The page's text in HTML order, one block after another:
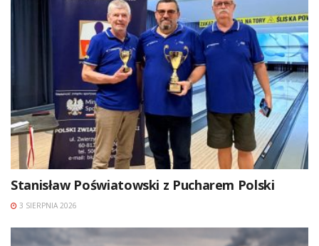
Stanisław Poświatowski z Pucharem Polski
3 SIERPNIA 2026